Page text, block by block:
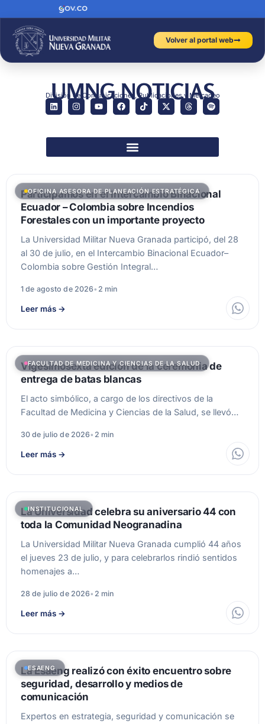
Volver al portal web
UMNG NOTICIAS
División de Comunicaciones, Publicaciones y Mercadeo
OFICINA ASESORA DE PLANEACIÓN ESTRATÉGICA
Participamos en el Intercambio Binacional
Ecuador – Colombia sobre Incendios
Forestales con un importante proyecto
La Universidad Militar Nueva Granada participó, del 28
al 30 de julio, en el Intercambio Binacional Ecuador–
Colombia sobre Gestión Integral…
1 de agosto de 2026• 2 min
Leer más →
FACULTAD DE MEDICINA Y CIENCIAS DE LA SALUD
Vigesimosexta edición de la ceremonia de
entrega de batas blancas
El acto simbólico, a cargo de los directivos de la
Facultad de Medicina y Ciencias de la Salud, se llevó…
30 de julio de 2026• 2 min
Leer más →
INSTITUCIONAL
La Universidad celebra su aniversario 44 con
toda la Comunidad Neogranadina
La Universidad Militar Nueva Granada cumplió 44 años
el jueves 23 de julio, y para celebrarlos rindió sentidos
homenajes a…
28 de julio de 2026• 2 min
Leer más →
ESAENG
La Esaeng realizó con éxito encuentro sobre
seguridad, desarrollo y medios de
comunicación
Expertos en estrategia, seguridad y comunicación se